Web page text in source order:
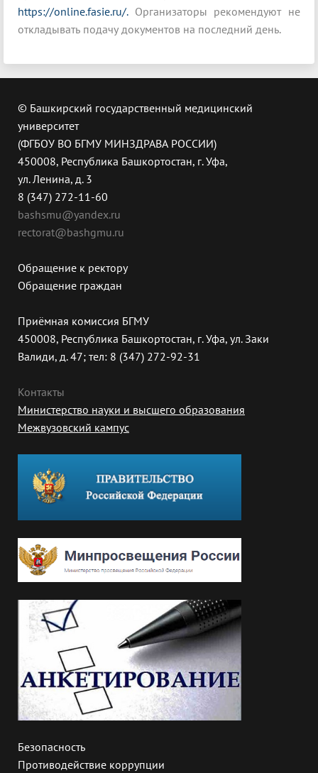
https://online.fasie.ru/.Организаторы рекомендуют не
откладывать подачу документов на последний день.
© Башкирский государственный медицинский
университет
(ФГБОУ ВО БГМУ МИНЗДРАВА РОССИИ)
450008, Республика Башкортостан, г. Уфа,
ул. Ленина, д. 3
8 (347) 272-11-60
bashsmu@yandex.ru
rectorat@bashgmu.ru
Обращение к ректору
Обращение граждан
Приёмная комиссия БГМУ
450008, Республика Башкортостан, г. Уфа, ул. Заки
Валиди, д. 47; тел: 8 (347) 272-92-31
Контакты
Министерство науки и высшего образования
Межвузовский кампус
Безопасность
Противодействие коррупции